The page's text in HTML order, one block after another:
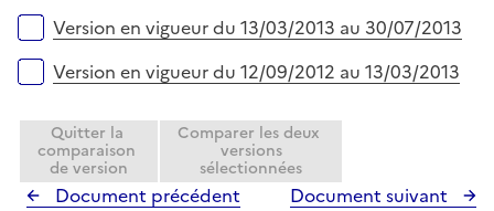
Version en vigueur du 13/03/2013 au 30/07/2013
Version en vigueur du 12/09/2012 au 13/03/2013
Quitter la
comparaison
de version
Comparer les deux
versions
sélectionnées
Document précédent Document suivant